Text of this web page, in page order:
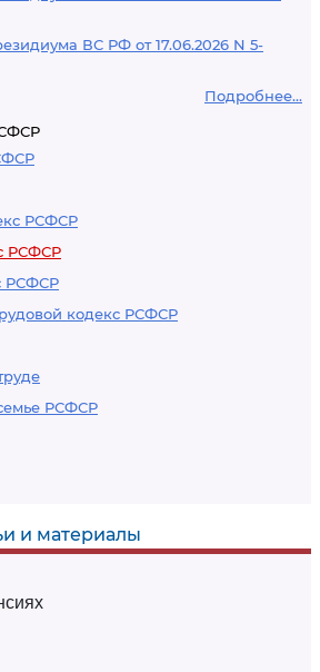
ВС РФ от 17.06.2026 N 5-
Подробнее...
РСФСР
РСФСР
РСФСР
кодекс РСФСР
РСФСР
и материалы